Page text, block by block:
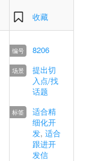
收藏
8206
提出切
入点/找
话题
适合精
细化开
发, 适合
跟进开
发信